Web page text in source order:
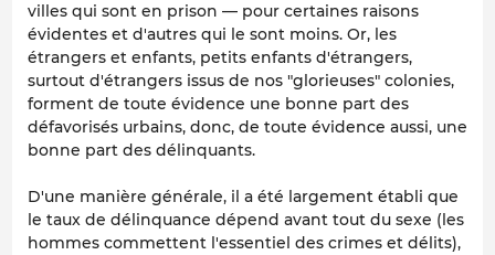
villes qui sont en prison — pour certaines raisons
évidentes et d'autres qui le sont moins. Or, les
étrangers et enfants, petits enfants d'étrangers,
surtout d'étrangers issus de nos "glorieuses" colonies,
forment de toute évidence une bonne part des
défavorisés urbains, donc, de toute évidence aussi, une
bonne part des délinquants.
D'une manière générale, il a été largement établi que
le taux de délinquance dépend avant tout du sexe (les
hommes commettent l'essentiel des crimes et délits),